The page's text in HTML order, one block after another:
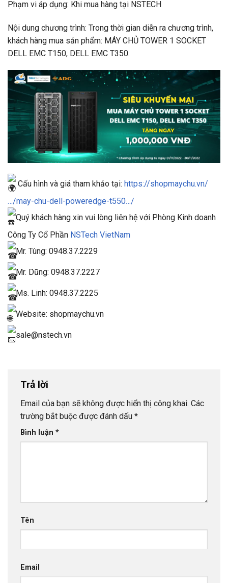
Phạm vi áp dụng: Khi mua hàng tại NSTECH
Nội dung chương trình: Trong thời gian diễn ra chương trình,
khách hàng mua sản phẩm: MÁY CHỦ TOWER 1 SOCKET
DELL EMC T150, DELL EMC T350.
Cấu hình và giá tham khảo tại: https://shopmaychu.vn/
…/may-chu-dell-poweredge-t550…/
Quý khách hàng xin vui lòng liên hệ với Phòng Kinh doanh
Công Ty Cổ Phần NSTech VietNam
Mr. Tùng: 0948.37.2229
Mr. Dũng: 0948.37.2227
Ms. Linh: 0948.37.2225
Website: shopmaychu.vn
sale@nstech.vn
Trả lời
Email của bạn sẽ không được hiển thị công khai. Các
trường bắt buộc được đánh dấu *
Bình luận *
Tên
Email